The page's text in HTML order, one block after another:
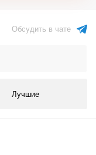
Обсудить в чате
Лучшие